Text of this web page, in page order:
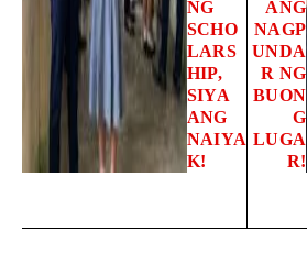
NG
SCHO
LARS
HIP,
SIYA
ANG
NAIYA
K!
ANG
NAGP
UNDA
R NG
BUON
G
LUGA
R!